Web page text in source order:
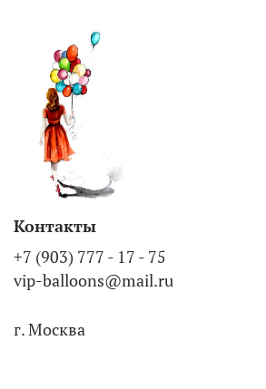
Контакты
+7 (903) 777 - 17 - 75
vip-balloons@mail.ru
г. Москва